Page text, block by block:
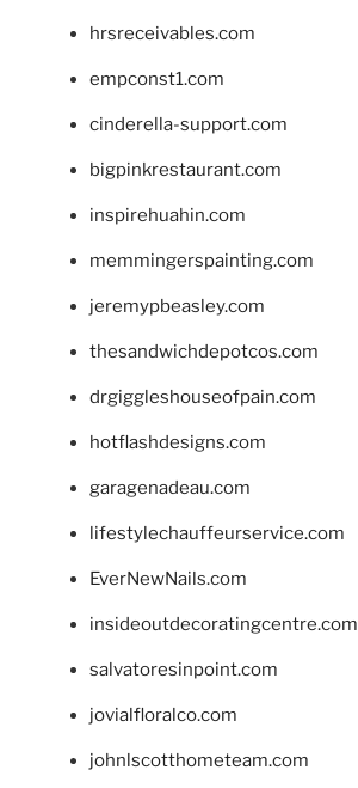
hrsreceivables.com
empconst1.com
cinderella-support.com
bigpinkrestaurant.com
inspirehuahin.com
memmingerspainting.com
jeremypbeasley.com
thesandwichdepotcos.com
drgiggleshouseofpain.com
hotflashdesigns.com
garagenadeau.com
lifestylechauffeurservice.com
EverNewNails.com
insideoutdecoratingcentre.com
salvatoresinpoint.com
jovialfloralco.com
johnlscotthometeam.com